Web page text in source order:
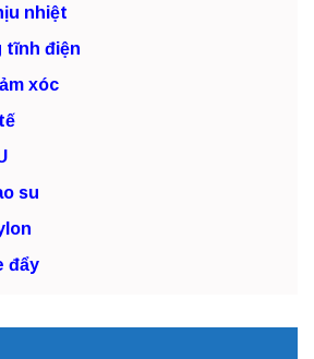
nhiệt
tĩnh điện
xóc
su
đẩy